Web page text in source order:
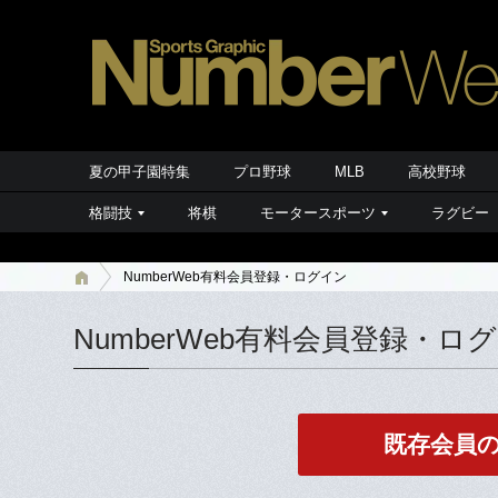
夏の甲子園特集 プロ野球 MLB 高校野球
格闘技 将棋 モータースポーツ ラグビー
NumberWeb有料会員登録・ログイン
NumberWeb有料会員登録・ロ
既存会員